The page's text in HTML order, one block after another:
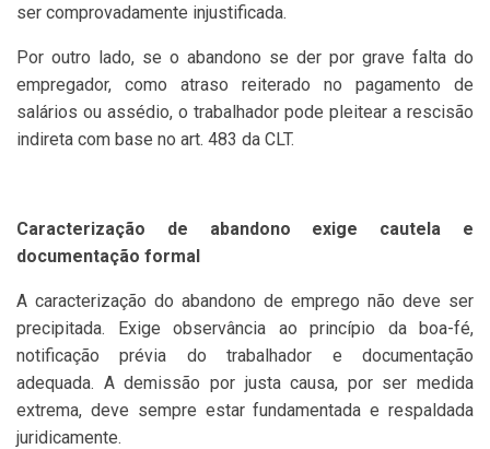
ser comprovadamente injustificada.
Por outro lado, se o abandono se der por grave falta do
empregador, como atraso reiterado no pagamento de
salários ou assédio, o trabalhador pode pleitear a rescisão
indireta com base no art. 483 da CLT.
Caracterização de abandono exige cautela e
documentação formal
A caracterização do abandono de emprego não deve ser
precipitada. Exige observância ao princípio da boa-fé,
notificação prévia do trabalhador e documentação
adequada. A demissão por justa causa, por ser medida
extrema, deve sempre estar fundamentada e respaldada
juridicamente.